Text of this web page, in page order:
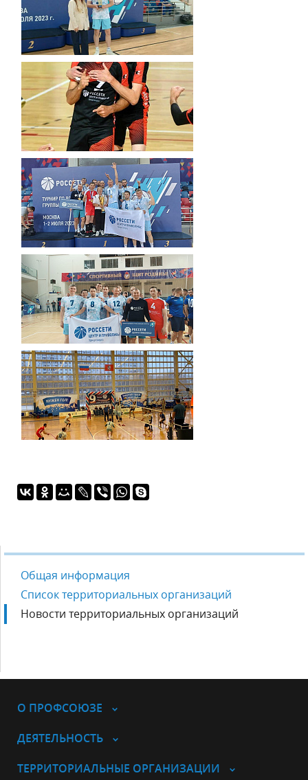
Общая информация
Список территориальных организаций
Новости территориальных организаций
О ПРОФСОЮЗЕ
ДЕЯТЕЛЬНОСТЬ
ТЕРРИТОРИАЛЬНЫЕ ОРГАНИЗАЦИИ